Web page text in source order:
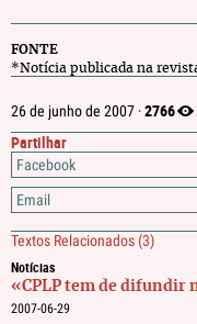
26 de junho de 2007 ·2766
Partilhar
Facebook
Email
Textos Relacionados (3)
Notícias
«CPLP tem de difundir
2007-06-29
FONTE
*Notícia publicada na